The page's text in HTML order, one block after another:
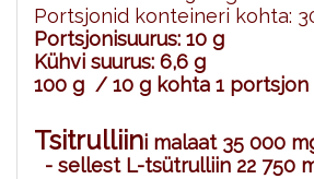
Portsjonid konteineri kohta:
Portsjonisuurus: 10 g
Kühvi suurus: 6,6 g
100 g / 10 g kohta 1 portsjon
Tsitrulliini malaat 35 000
- sellest L-tsütrulliin 22 750